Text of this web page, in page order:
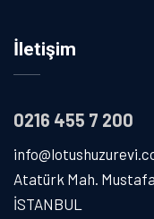
İletişim
0216 455 7 200
Atatürk Mah.
İSTANBUL